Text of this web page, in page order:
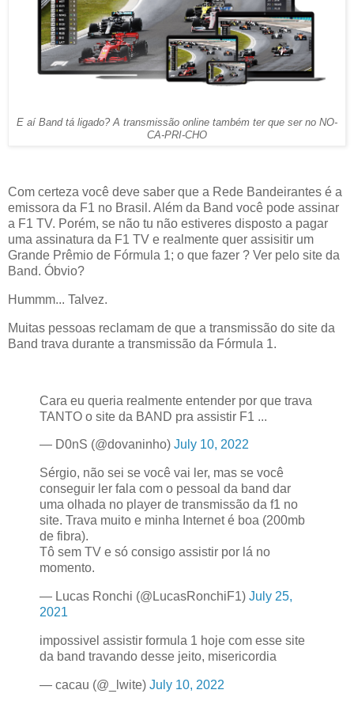
E aí Band tá ligado? A transmissão online também ter que ser no NO-
CA-PRI-CHO
Com certeza você deve saber que a Rede Bandeirantes é a
emissora da F1 no Brasil. Além da Band você pode assinar
a F1 TV. Porém, se não tu não estiveres disposto a pagar
uma assinatura da F1 TV e realmente quer assisitir um
Grande Prêmio de Fórmula 1; o que fazer ? Ver pelo site da
Band. Óbvio?
Hummm... Talvez.
Muitas pessoas reclamam de que a transmissão do site da
Band trava durante a transmissão da Fórmula 1.
Cara eu queria realmente entender por que trava
TANTO o site da BAND pra assistir F1 ...
— D0nS (@dovaninho) July 10, 2022
Sérgio, não sei se você vai ler, mas se você
conseguir ler fala com o pessoal da band dar
uma olhada no player de transmissão da f1 no
site. Trava muito e minha Internet é boa (200mb
de fibra).
Tô sem TV e só consigo assistir por lá no
momento.
— Lucas Ronchi (@LucasRonchiF1) July 25,
2021
impossivel assistir formula 1 hoje com esse site
da band travando desse jeito, misericordia
— cacau (@_lwite) July 10, 2022